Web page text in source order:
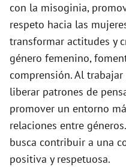
con la misoginia,
respeto hacia las
transformar actitudes y
género femenino,
comprensión. Al
liberar patrones de
promover un entorno
relaciones entre
busca contribuir a una
positiva y respetuosa.